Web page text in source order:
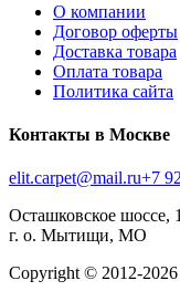
О компании
Договор оферты
Доставка товара
Оплата товара
Политика сайта
Контакты в Москве
elit.carpet@mail.ru+7
Осташковское шоссе,
г. о. Мытищи, МО
Copyright © 2012-2026